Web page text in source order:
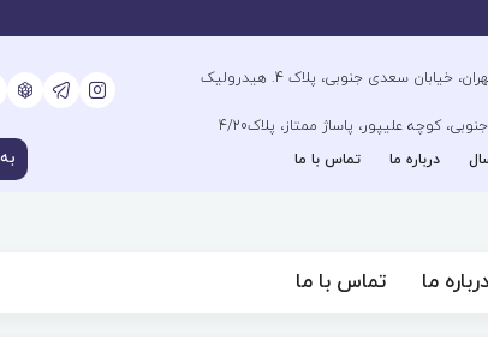
آدرس فروشگاه مرکزی : تهران، خیابان سعدی جنوبی، پلاک 4. هیدرولیک
کوچه علیپور، پاساژ ممتاز، پلاک4/20
درباره ما تماس با ما
درباره ما تماس با ما